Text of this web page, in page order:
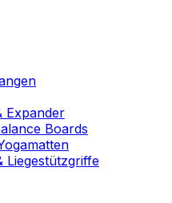
Expander
Boards
Liegestützgriffe